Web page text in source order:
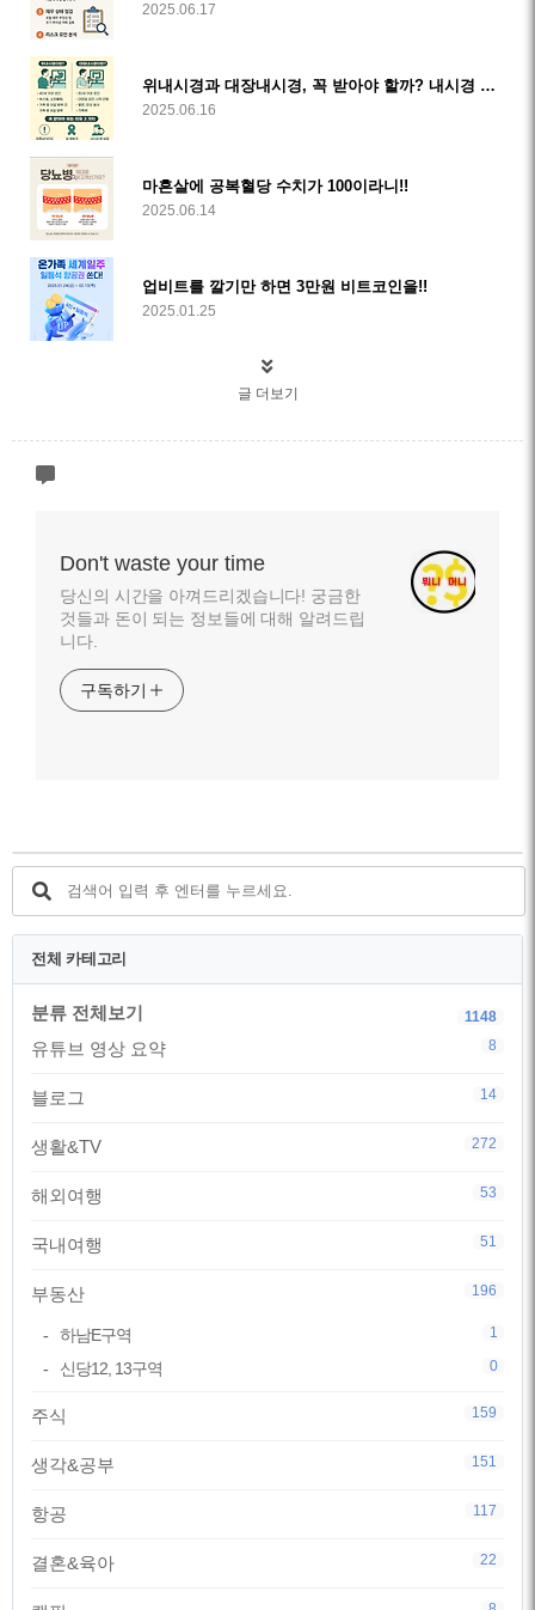
2025.06.17
위내시경과 대장내시경, 꼭 받아야 할까? 내시경 검사의 중요성과 필요성
2025.06.16
마흔살에 공복혈당 수치가 100이라니!!
2025.06.14
업비트를 깔기만 하면 3만원 비트코인을!!
2025.01.25
글 더보기
Don't waste your time
당신의 시간을 아껴드리겠습니다! 궁금한
것들과 돈이 되는 정보들에 대해 알려드립
니다.
구독하기
전체 카테고리
분류 전체보기 1148
유튜브 영상 요약 8
블로그 14
생활&TV 272
해외여행 53
국내여행 51
부동산 196
하남E구역 1
신당12, 13구역 0
주식 159
생각&공부 151
항공 117
결혼&육아 22